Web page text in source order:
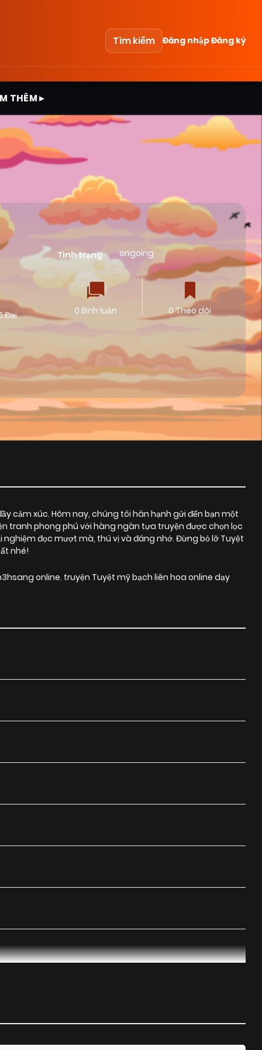
Tìm kiếm Đăng nhậpĐăng ký
THÊM ▸
Đại
Tình trạng ongoing
0 Bình luận 0 Theo dõi
cảm xúc. Hôm nay, chúng tôi hân hạnh gửi đến bạn một
tranh phong phú với hàng ngàn tựa truyện được chọn lọc
đọc mượt mà, thú vị và đáng nhớ. Đừng bỏ lỡ Tuyệt
nhé!
online, truyện Tuyệt mỹ bạch liên hoa online dạy